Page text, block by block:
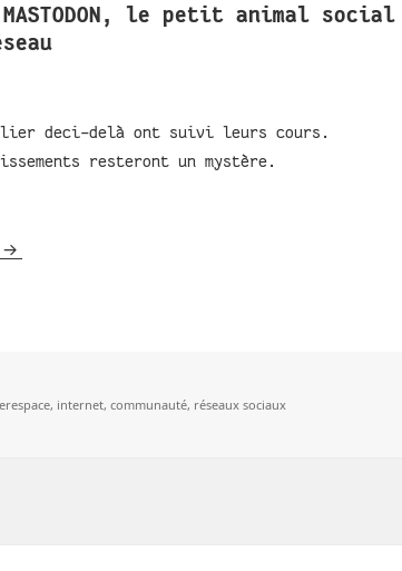
le petit animal
deci-delà ont suivi leurs cours.
resteront un mystère.
internet, communauté, réseaux sociaux